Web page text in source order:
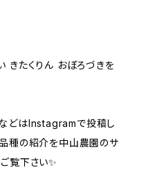
きたくりん おぼろづきを
どはInstagramで投稿し
種の紹介を中山農園のサ
覧下さい✨